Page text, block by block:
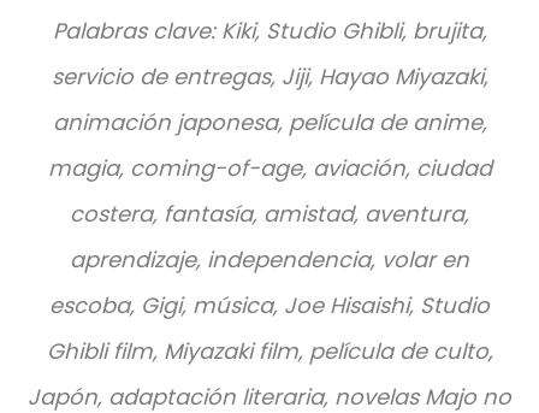
Palabras clave: Kiki, Studio Ghibli, brujita,
servicio de entregas, Jiji, Hayao Miyazaki,
animación japonesa, película de anime,
magia, coming-of-age, aviación, ciudad
costera, fantasía, amistad, aventura,
aprendizaje, independencia, volar en
escoba, Gigi, música, Joe Hisaishi, Studio
Ghibli film, Miyazaki film, película de culto,
Japón, adaptación literaria, novelas Majo no